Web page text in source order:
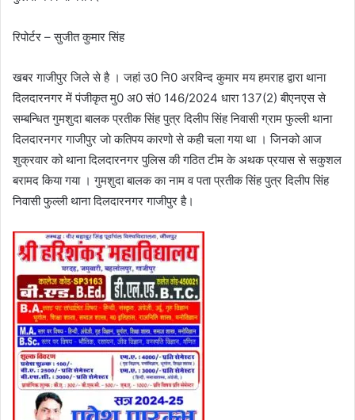
रिपोर्टर – सुजीत कुमार सिंह
खबर गाजीपुर जिले से है । जहां उ0 नि0 अरविन्द कुमार मय हमराह द्वारा थाना
दिलदारनगर में पंजीकृत मु0 अ0 सं0 146/2024 धारा 137(2) बीएनएस से
सम्बन्धित गुमशुदा बालक प्रतीक सिंह पुत्र दिलीप सिंह निवासी ग्राम फुल्ली थाना
दिलदारनगर गाजीपुर जो कतिपय कारणो से कही चला गया था । जिनको आज
शुक्रवार को थाना दिलदारनगर पुलिस की गठित टीम के अथक प्रयास से सकुशल
बरामद किया गया । गुमशुदा बालक का नाम व पता प्रतीक सिंह पुत्र दिलीप सिंह
निवासी फुल्ली थाना दिलदारनगर गाजीपुर है।